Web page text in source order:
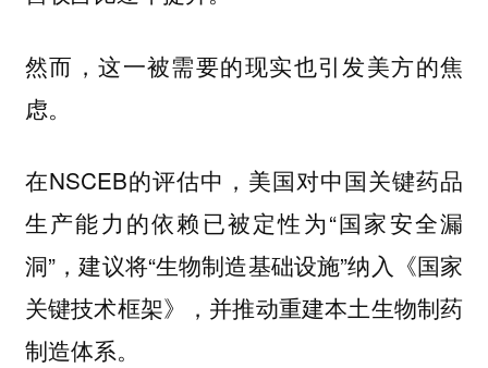
然而，这一被需要的现实也引发美方的焦
虑。
在NSCEB的评估中，美国对中国关键药品
生产能力的依赖已被定性为“国家安全漏
洞”，建议将“生物制造基础设施”纳入《国家
关键技术框架》，并推动重建本土生物制药
制造体系。